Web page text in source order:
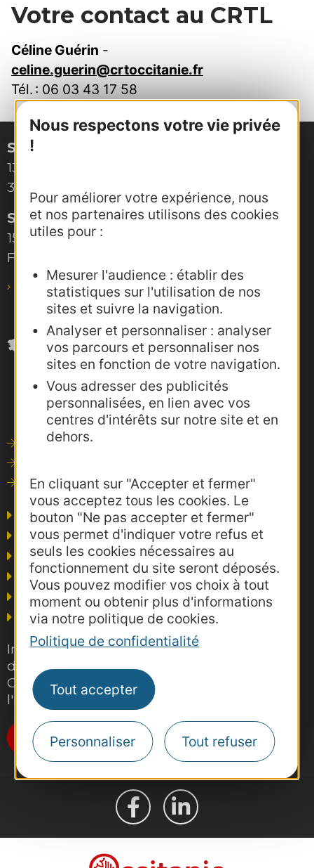
Nous respectons votre vie privée
!
Pour améliorer votre expérience, nous
et nos partenaires utilisons des cookies
utiles pour :
Mesurer l'audience : établir des
statistiques sur l'utilisation de nos
sites et suivre la navigation.
Analyser et personnaliser : analyser
vos parcours et personnaliser nos
sites en fonction de votre navigation.
Vous adresser des publicités
personnalisées, en lien avec vos
centres d'intérêts sur notre site et en
dehors.
En cliquant sur "Accepter et fermer"
vous acceptez tous les cookies. Le
bouton "Ne pas accepter et fermer"
vous permet d'indiquer votre refus et
seuls les cookies nécessaires au
fonctionnement du site seront déposés.
Vous pouvez modifier vos choix à tout
moment ou obtenir plus d'informations
via notre politique de cookies.
Politique de confidentialité
Tout accepter
Personnaliser Tout refuser
Votre contact au CRTL
Céline Guérin -
celine.guerin@crtoccitanie.fr
Tél. : 06 03 43 17 58
Site de Montpellier
132, boulevard Pénélope
34000 Montpellier
Site de Toulouse
15, rue Rivals – CS 78543
F-31685 Toulouse Cedex 6
pro@agence-adocc.com
Outils de communication
Consultations
Agence AD'OCC
Presse et influence
Voyagistes
Business/Mice
Thermalisme
Grand public
Inscrivez-vous gratuitement à la lettre
d'information pro de la destination
Occitanie pour suivre nos actions et
l'actualité du tourisme dans la région
Je m'abonne